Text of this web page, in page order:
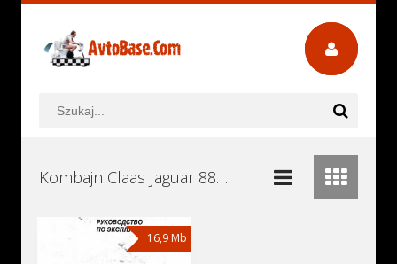
Kombajn Claas Jaguar 880 Instrukcje Obsługi, Książki Serwisowe i Naprawy Download - Pobierz za Darmo
16,9 Mb